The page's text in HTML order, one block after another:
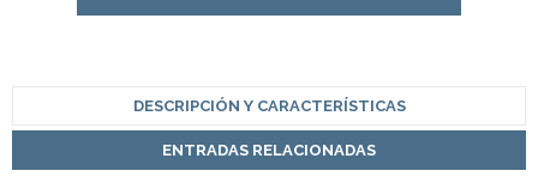
DESCRIPCIÓN Y CARACTERÍSTICAS
ENTRADAS RELACIONADAS